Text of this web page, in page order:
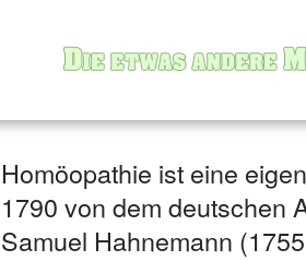
Homöopathie ist eine
1790 von dem deutschen
Samuel Hahnemann